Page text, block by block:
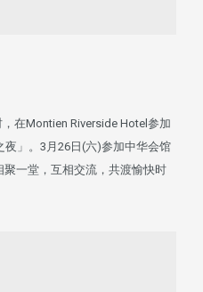
在Montien Riverside Hotel参加
」。3月26日(六)参加中华会馆
一堂，互相交流，共渡愉快时